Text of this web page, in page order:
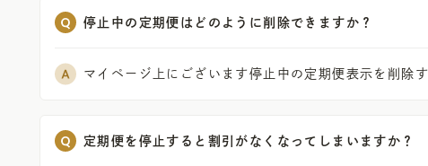
停止中の定期便はどのように削除できますか？
マイページ上にございます停止中の定期便表示を削除
定期便を停止すると割引がなくなってしまいますか？